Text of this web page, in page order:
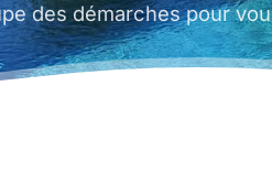
des démarches pour